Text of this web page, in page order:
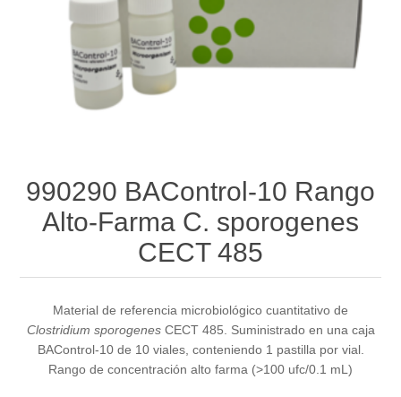
990290 BAControl-10 Rango
Alto-Farma C. sporogenes
CECT 485
Material de referencia microbiológico cuantitativo de
Clostridium sporogenesCECT 485. Suministrado en una caja
BAControl-10 de 10 viales, conteniendo 1 pastilla por vial.
Rango de concentración alto farma (>100 ufc/0.1 mL)